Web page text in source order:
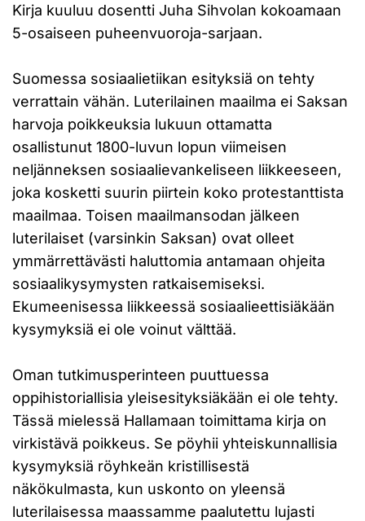
Kirja kuuluu dosentti Juha Sihvolan kokoamaan
5-osaiseen puheenvuoroja-sarjaan.
Suomessa sosiaalietiikan esityksiä on tehty
verrattain vähän. Luterilainen maailma ei Saksan
harvoja poikkeuksia lukuun ottamatta
osallistunut 1800-luvun lopun viimeisen
neljänneksen sosiaalievankeliseen liikkeeseen,
joka kosketti suurin piirtein koko protestanttista
maailmaa. Toisen maailmansodan jälkeen
luterilaiset (varsinkin Saksan) ovat olleet
ymmärrettävästi haluttomia antamaan ohjeita
sosiaalikysymysten ratkaisemiseksi.
Ekumeenisessa liikkeessä sosiaalieettisiäkään
kysymyksiä ei ole voinut välttää.
Oman tutkimusperinteen puuttuessa
oppihistoriallisia yleisesityksiäkään ei ole tehty.
Tässä mielessä Hallamaan toimittama kirja on
virkistävä poikkeus. Se pöyhii yhteiskunnallisia
kysymyksiä röyhkeän kristillisestä
näkökulmasta, kun uskonto on yleensä
luterilaisessa maassamme paalutettu lujasti